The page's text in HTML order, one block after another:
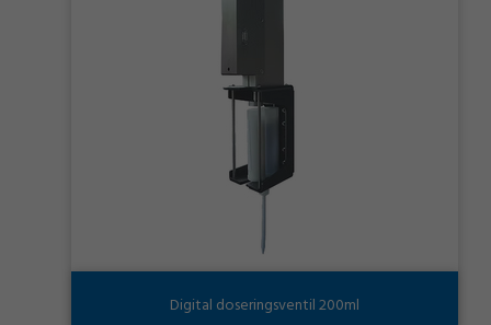
Digital doseringsventil 200ml